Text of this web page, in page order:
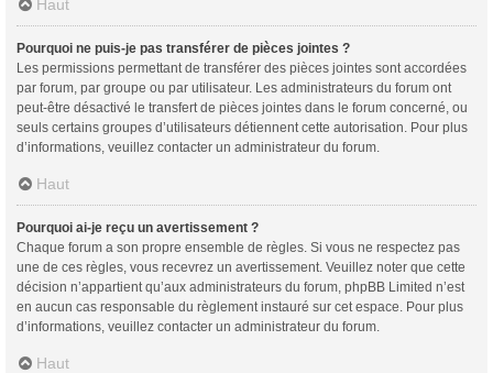
Haut
Pourquoi ne puis-je pas transférer de pièces jointes ?
Les permissions permettant de transférer des pièces jointes sont accordées
par forum, par groupe ou par utilisateur. Les administrateurs du forum ont
peut-être désactivé le transfert de pièces jointes dans le forum concerné, ou
seuls certains groupes d’utilisateurs détiennent cette autorisation. Pour plus
d’informations, veuillez contacter un administrateur du forum.
Haut
Pourquoi ai-je reçu un avertissement ?
Chaque forum a son propre ensemble de règles. Si vous ne respectez pas
une de ces règles, vous recevrez un avertissement. Veuillez noter que cette
décision n’appartient qu’aux administrateurs du forum, phpBB Limited n’est
en aucun cas responsable du règlement instauré sur cet espace. Pour plus
d’informations, veuillez contacter un administrateur du forum.
Haut